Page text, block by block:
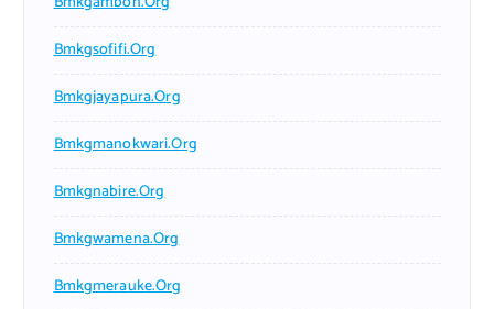
Bmkgsofifi.org
Bmkgjayapura.org
Bmkgmanokwari.org
Bmkgnabire.org
Bmkgwamena.org
Bmkgmerauke.org